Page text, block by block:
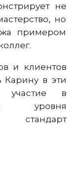
не
но
примером
и клиентов
в эти
участие в
уровня
стандарт